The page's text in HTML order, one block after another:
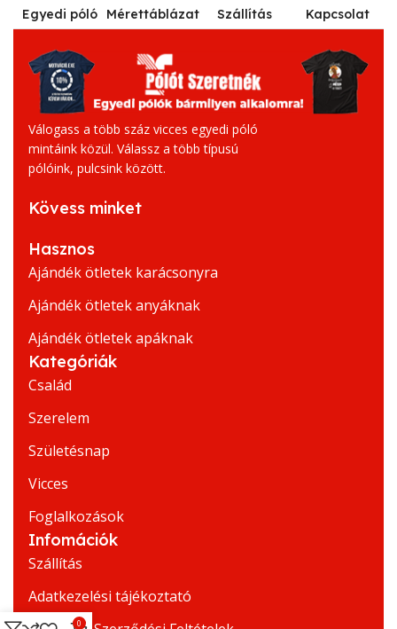
Egyedi póló Mérettáblázat Szállítás Kapcsolat
Válogass a több száz vicces egyedi póló
mintáink közül. Válassz a több típusú
pólóink, pulcsink között.
Kövess minket
Hasznos
Ajándék ötletek karácsonyra
Ajándék ötletek anyáknak
Ajándék ötletek apáknak
Kategóriák
Család
Szerelem
Születésnap
Vicces
Foglalkozások
Infomációk
Szállítás
Adatkezelési tájékoztató
0